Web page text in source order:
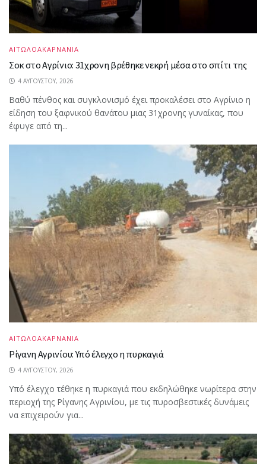
ΑΙΤΩΛΟΑΚΑΡΝΑΝΙΑ
Σοκ στο Αγρίνιο: 31χρονη βρέθηκε νεκρή μέσα στο σπίτι της
4 ΑΥΓΟΎΣΤΟΥ, 2026
Βαθύ πένθος και συγκλονισμό έχει προκαλέσει στο Αγρίνιο η
είδηση του ξαφνικού θανάτου μιας 31χρονης γυναίκας, που
έφυγε από τη...
ΑΙΤΩΛΟΑΚΑΡΝΑΝΙΑ
Ρίγανη Αγρινίου: Υπό έλεγχο η πυρκαγιά
4 ΑΥΓΟΎΣΤΟΥ, 2026
Υπό έλεγχο τέθηκε η πυρκαγιά που εκδηλώθηκε νωρίτερα στην
περιοχή της Ρίγανης Αγρινίου, με τις πυροσβεστικές δυνάμεις
να επιχειρούν για...